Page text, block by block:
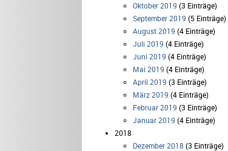
Oktober 2019 (3 Einträge)
September 2019 (5 Einträge)
August 2019 (4 Einträge)
Juli 2019 (4 Einträge)
Juni 2019 (4 Einträge)
Mai 2019 (4 Einträge)
April 2019 (3 Einträge)
März 2019 (4 Einträge)
Februar 2019 (3 Einträge)
Januar 2019 (4 Einträge)
2018
Dezember 2018 (3 Einträge)